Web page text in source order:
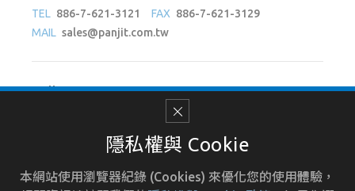
隱私權與 Cookie
本網站使用瀏覽器紀錄 (Cookies) 來優化您的使用體驗，
TEL 886-7-621-3121 FAX 886-7-621-3129
MAIL sales@panjit.com.tw
Follow Us On